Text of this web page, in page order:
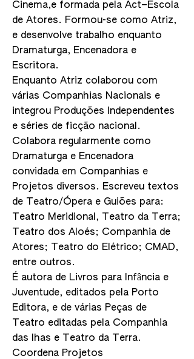
Cinema,e formada pela Act–Escola
de Atores. Formou-se como Atriz,
e desenvolve trabalho enquanto
Dramaturga, Encenadora e
Escritora.
Enquanto Atriz colaborou com
várias Companhias Nacionais e
integrou Produções Independentes
e séries de ficção nacional.
Colabora regularmente como
Dramaturga e Encenadora
convidada em Companhias e
Projetos diversos. Escreveu textos
de Teatro/Ópera e Guiões para:
Teatro Meridional, Teatro da Terra;
Teatro dos Aloés; Companhia de
Atores; Teatro do Elétrico; CMAD,
entre outros.
É autora de Livros para Infância e
Juventude, editados pela Porto
Editora, e de várias Peças de
Teatro editadas pela Companhia
das lhas e Teatro da Terra.
Coordena Projetos